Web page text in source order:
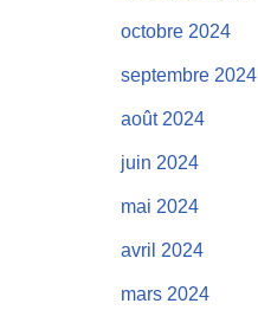
octobre 2024
septembre 2024
août 2024
juin 2024
mai 2024
avril 2024
mars 2024